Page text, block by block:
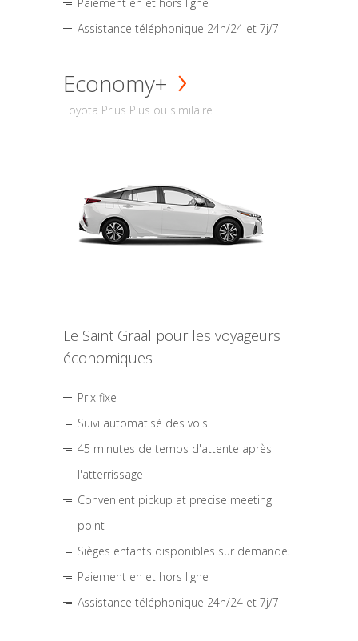
Assistance téléphonique 24h/24 et 7j/7
Economy+
Toyota Prius Plus ou similaire
Le Saint Graal pour les voyageurs
économiques
Prix fixe
Suivi automatisé des vols
45 minutes de temps d'attente après
l'atterrissage
Convenient pickup at precise meeting
point
Sièges enfants disponibles sur demande.
Paiement en et hors ligne
Assistance téléphonique 24h/24 et 7j/7